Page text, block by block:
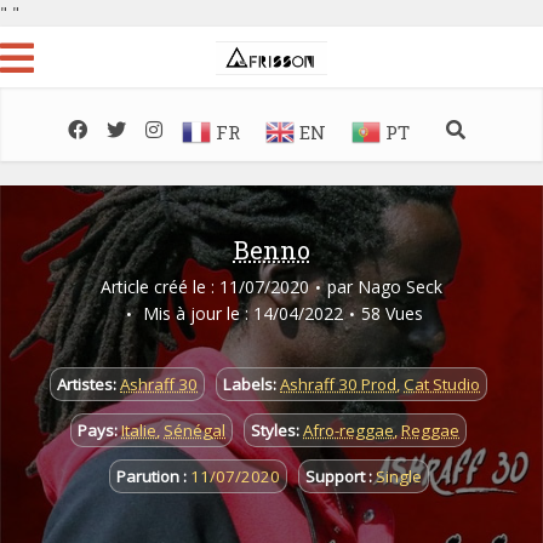
" "
FR EN PT
Benno
Article créé le : 11/07/2020 par Nago Seck
Mis à jour le : 14/04/2022
58 Vues
Artistes:Ashraff 30 Labels:Ashraff 30 Prod,Cat Studio
Pays:Italie, Sénégal Styles:Afro-reggae,Reggae
Parution : 11/07/2020 Support :Single